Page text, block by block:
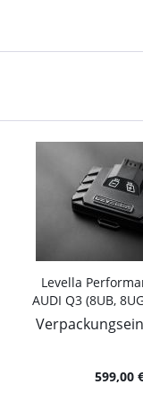
Levella
AUDI Q3 (8UB,
TSI, 150PS/
599,00